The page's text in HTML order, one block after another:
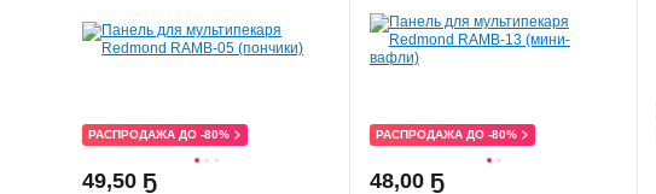
РАСПРОДАЖА ДО -80%
49,50 Ҕ
РАСПРОДАЖА ДО -80%
48,00 Ҕ